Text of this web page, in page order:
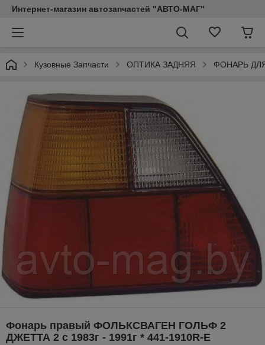
Интернет-магазин автозапчастей "АВТО-МАГ"
Кузовные Запчасти ОПТИКА ЗАДНЯЯ ФОНАРЬ
Фонарь правый ФОЛЬКСВАГЕН ГОЛЬФ 2
ДЖЕТТА 2 с 1983г - 1991г * 441-1910R-E